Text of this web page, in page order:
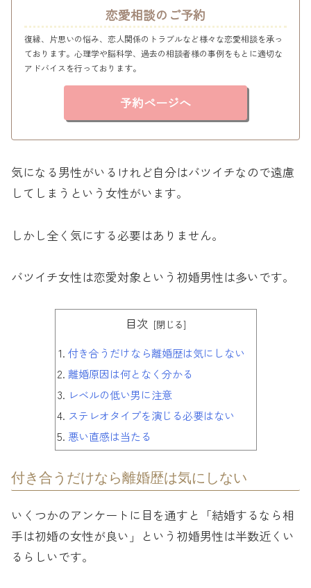
恋愛相談のご予約
復縁、片思いの悩み、恋人関係のトラブルなど様々な恋愛相談を承っ
ております。心理学や脳科学、過去の相談者様の事例をもとに適切な
アドバイスを行っております。
予約ページへ
気になる男性がいるけれど自分はバツイチなので遠慮
してしまうという女性がいます。
しかし全く気にする必要はありません。
バツイチ女性は恋愛対象という初婚男性は多いです。
目次
付き合うだけなら離婚歴は気にしない
離婚原因は何となく分かる
レベルの低い男に注意
ステレオタイプを演じる必要はない
悪い直感は当たる
付き合うだけなら離婚歴は気にしない
いくつかのアンケートに目を通すと「結婚するなら相
手は初婚の女性が良い」という初婚男性は半数近くい
るらしいです。